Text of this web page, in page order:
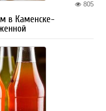
805
в Каменске-